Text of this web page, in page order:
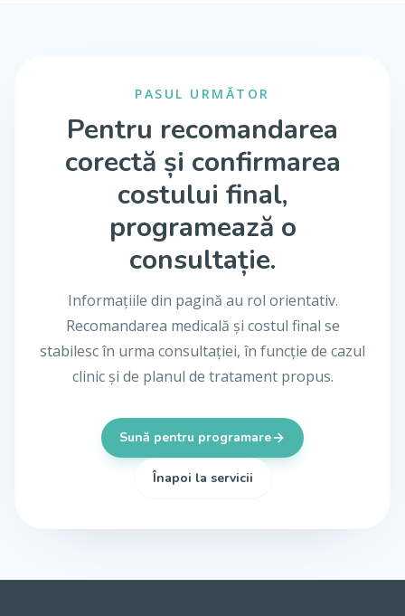
PASUL URMĂTOR
Pentru recomandarea
corectă și confirmarea
costului final,
programează o
consultație.
Informațiile din pagină au rol orientativ.
Recomandarea medicală și costul final se
stabilesc în urma consultației, în funcție de cazul
clinic și de planul de tratament propus.
Sună pentru programare
Înapoi la servicii